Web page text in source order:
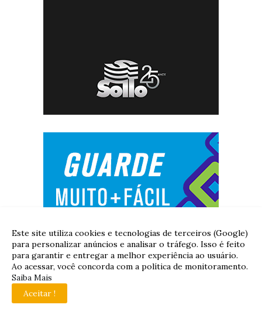
Este site utiliza cookies e tecnologias de terceiros (Google)
para personalizar anúncios e analisar o tráfego. Isso é feito
para garantir e entregar a melhor experiência ao usuário.
Ao acessar, você concorda com a política de monitoramento.
Saiba Mais
Aceitar !